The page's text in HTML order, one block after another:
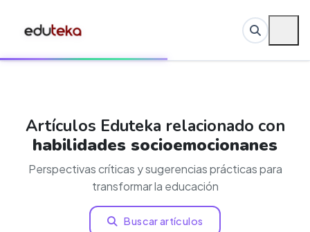
Artículos Eduteka relacionado con
habilidades socioemocionanes
Perspectivas críticas y sugerencias prácticas para
transformar la educación
Buscar artículos